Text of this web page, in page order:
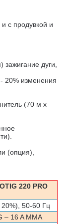
и с продувкой и
зажигание дуги
20% изменения
(70 м х
(опция),
220 PRO
50-60 Гц
– 16 A MMA